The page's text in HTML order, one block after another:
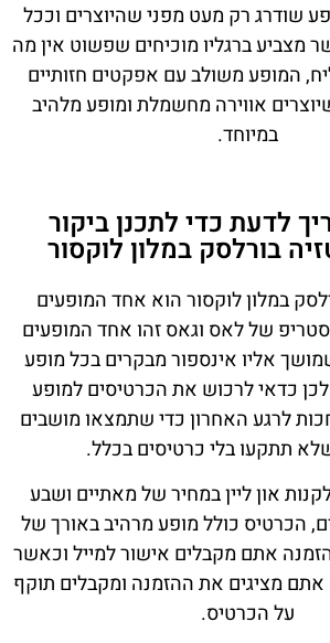
שודרג רק מעט מפני שהיוצרים וככל
מצביע ברגליו מוכיחים שפשוט אין מה
המופע משולב עם אפקטים חזותיים
אווירה מחשמלת ומופע מלהיב
במיוחד.
לדעת כדי לתכנן ביקור
בורלסק במלון לוקסור
במלון לוקסור הוא אחד המופעים
של לאס וגאס זהו אחד המופעים
אליו אינספור מבקרים בכל מופע
כדאי לרכוש את הכרטיסים למופע
לרגע האחרון כדי שתמצאו מושבים
תתקעו בלי כרטיסים בכלל.
און ליין במחיר של מאתיים ושבע
הכרטיס כולל מופע מרהיב באורך של
אתם מקבלים אישור למייל וכאשר
מציגים את ההזמנה ומקבלים תוקף
על הכרטיס.